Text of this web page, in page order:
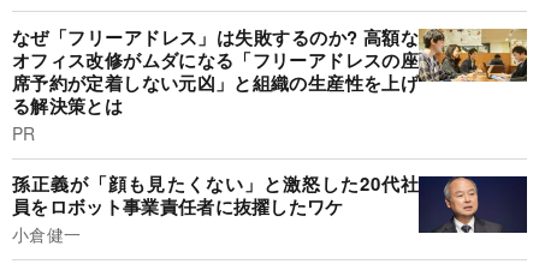
なぜ「フリーアドレス」は失敗するのか? 高額な
オフィス改修がムダになる「フリーアドレスの座
席予約が定着しない元凶」と組織の生産性を上げ
る解決策とは
PR
孫正義が「顔も見たくない」と激怒した20代社
員をロボット事業責任者に抜擢したワケ
小倉健一